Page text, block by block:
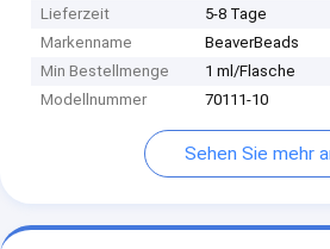
Lieferzeit
5-8 Tage
Markenname
BeaverBeads
Min Bestellmenge
1 ml/Flasche
Modellnummer
70111-10
Sehen Sie mehr